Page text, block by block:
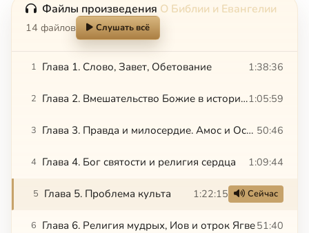
Файлы произведения О Библии и Евангелии
14 файлов Слушать всё
1 Глава 1. Слово, Завет, Обетование 1:38:36
2 Глава 2. Вмешательство Божие в историю1:05:59
3 Глава 3. Правда и милосердие. Амос и Осия 50:46
4 Глава 4. Бог святости и религия сердца 1:09:44
5 Глава 5. Проблема культа 1:22:15 Сейчас
6 Глава 6. Религия мудрых, Иов и отрок Ягве51:40